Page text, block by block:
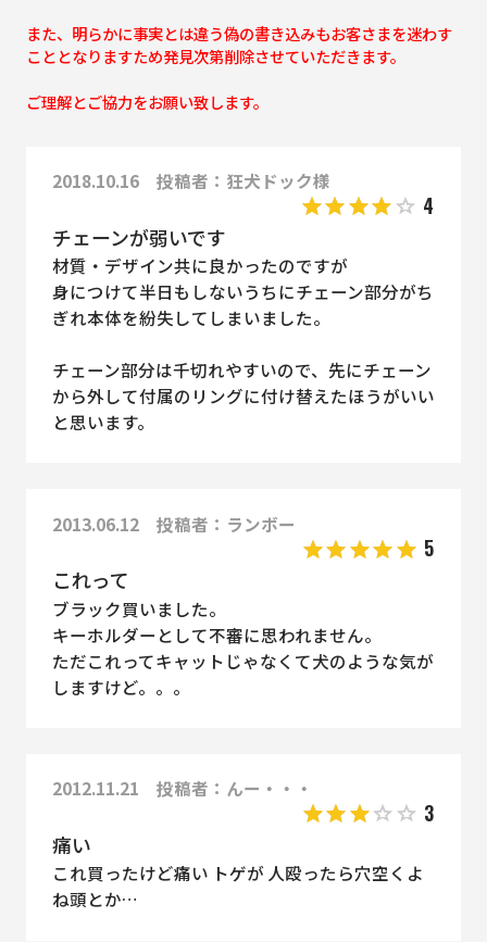
また、明らかに事実とは違う偽の書き込みもお客さまを迷わす
こととなりますため発見次第削除させていただきます。
ご理解とご協力をお願い致します。
2018.10.16 投稿者：狂犬ドック様
4
チェーンが弱いです
材質・デザイン共に良かったのですが
身につけて半日もしないうちにチェーン部分がち
ぎれ本体を紛失してしまいました。
チェーン部分は千切れやすいので、先にチェーン
から外して付属のリングに付け替えたほうがいい
と思います。
2013.06.12 投稿者：ランボー
5
これって
ブラック買いました。
キーホルダーとして不審に思われません。
ただこれってキャットじゃなくて犬のような気が
しますけど。。。
2012.11.21 投稿者：んー・・・
3
痛い
これ買ったけど痛い トゲが 人殴ったら穴空くよ
ね頭とか…